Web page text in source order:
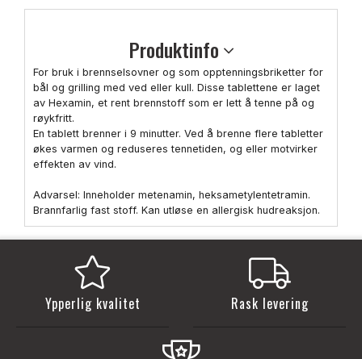
Produktinfo
For bruk i brennselsovner og som opptenningsbriketter for
bål og grilling med ved eller kull. Disse tablettene er laget
av Hexamin, et rent brennstoff som er lett å tenne på og
røykfritt.
En tablett brenner i 9 minutter. Ved å brenne flere tabletter
økes varmen og reduseres tennetiden, og eller motvirker
effekten av vind.
Advarsel: Inneholder metenamin, heksametylentetramin.
Brannfarlig fast stoff. Kan utløse en allergisk hudreaksjon.
Ypperlig kvalitet Rask levering